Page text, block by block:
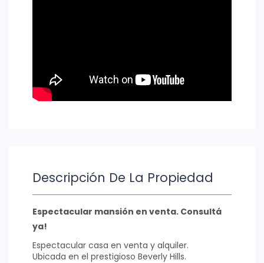
Descripción De La Propiedad
Espectacular mansión en venta. Consultá
ya!
Espectacular casa en venta y alquiler.
Ubicada en el prestigioso Beverly Hills.